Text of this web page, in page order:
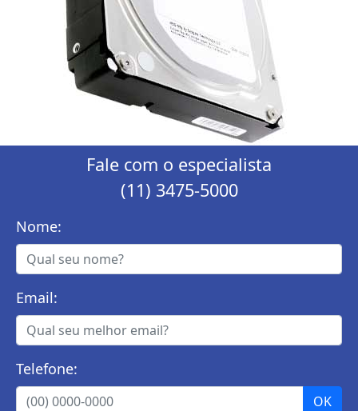
Fale com o especialista
(11) 3475-5000
Nome:
Email:
Telefone: